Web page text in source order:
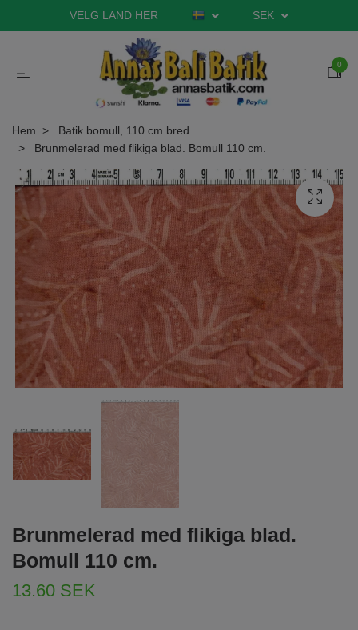
VELG LAND HER SEK
0
Hem
Batik bomull, 110 cm bred
Brunmelerad med flikiga blad. Bomull 110 cm.
Brunmelerad med flikiga blad.
Bomull 110 cm.
13.60 SEK